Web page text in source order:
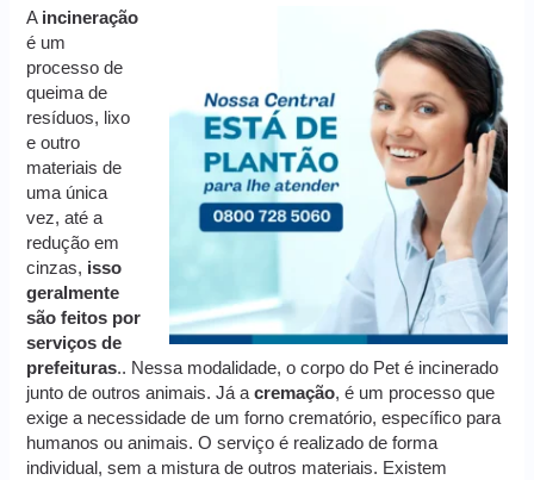
A incineração
é um
processo de
queima de
resíduos, lixo
e outro
materiais de
uma única
vez, até a
redução em
cinzas, isso
geralmente
são feitos por
serviços de
prefeituras.. Nessa modalidade, o corpo do Pet é incinerado
junto de outros animais. Já acremação, é um processo que
exige a necessidade de um forno crematório, específico para
humanos ou animais. O serviço é realizado de forma
individual, sem a mistura de outros materiais. Existem